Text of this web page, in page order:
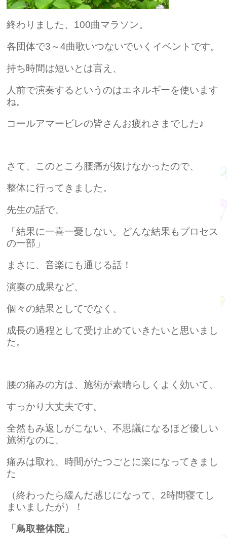
終わりました、100曲マラソン。
各団体で3～4曲歌いつないでいくイベントです。
持ち時間は短いとは言え、
人前で演奏するというのはエネルギーを使います
ね。
コールアマービレの皆さんお疲れさまでした♪
さて、このところ腰痛が抜けなかったので、
整体に行ってきました。
先生の話で、
「結果に一喜一憂しない。どんな結果もプロセス
の一部」
まさに、音楽にも通じる話！
演奏の成果など、
個々の結果としてでなく、
成長の過程として受け止めていきたいと思いまし
た。
腰の痛みの方は、施術が素晴らしくよく効いて、
すっかり大丈夫です。
全然もみ返しがこない、不思議になるほど優しい
施術なのに、
痛みは取れ、時間がたつごとに楽になってきまし
た
（終わったら緩んだ感じになって、2時間寝てし
まいましたが）！
「鳥取整体院」